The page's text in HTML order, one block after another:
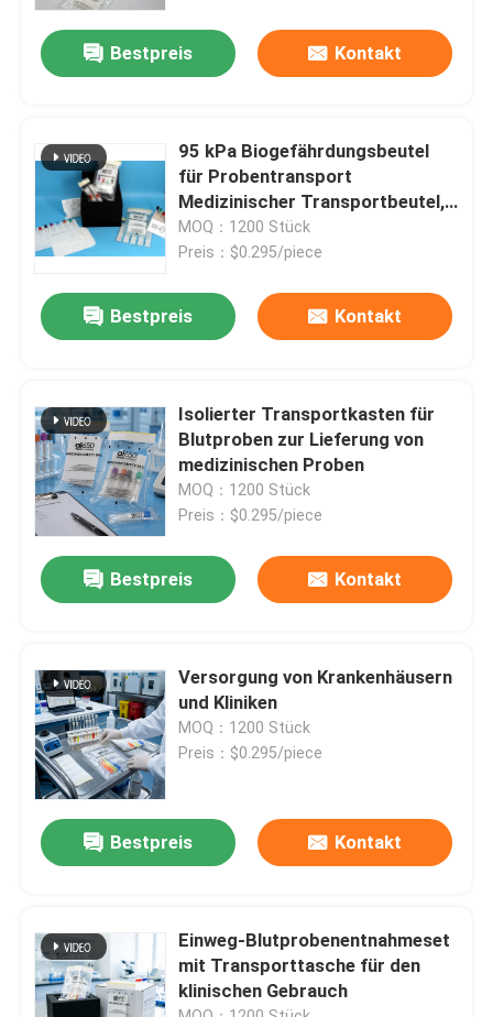
Produkte
Videos
Über uns
Qualitätskontrolle
Neuigkeiten
Bitte um ein Angebot
Taschen 95Kpa
Transport-Tasche des Exemplar-95kPa
Bestpreis Kontakt
95 kPa Biogefährdungsbeutel
für Probentransport
Medizinischer Transportbeutel,
undichtes Laborbeutel zur
sicheren Probenlieferung
MOQ：1200 Stück
Preis：$0.295/piece
Bestpreis Kontakt
Isolierter Transportkasten für
Blutproben zur Lieferung von
medizinischen Proben
MOQ：1200 Stück
Preis：$0.295/piece
Bestpreis Kontakt
Versorgung von Krankenhäusern
und Kliniken
MOQ：1200 Stück
Preis：$0.295/piece
Bestpreis Kontakt
Einweg-Blutprobenentnahmeset
mit Transporttasche für den
klinischen Gebrauch